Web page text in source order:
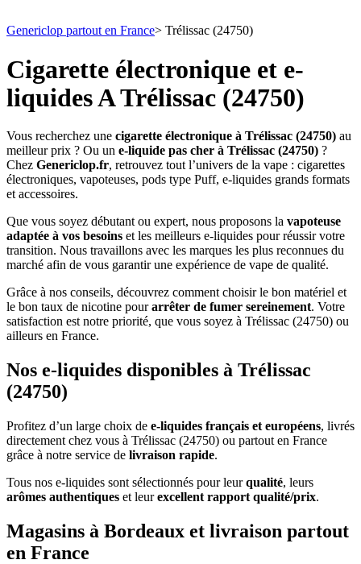
Genericlop partout en France> Trélissac (24750)
Cigarette électronique et e-
liquides A Trélissac (24750)
Vous recherchez une cigarette électronique à Trélissac (24750) au
meilleur prix ? Ou un e-liquide pas cher à Trélissac (24750) ?
Chez Genericlop.fr, retrouvez tout l’univers de la vape : cigarettes
électroniques, vapoteuses, pods type Puff, e-liquides grands formats
et accessoires.
Que vous soyez débutant ou expert, nous proposons la vapoteuse
adaptée à vos besoins et les meilleurs e-liquides pour réussir votre
transition. Nous travaillons avec les marques les plus reconnues du
marché afin de vous garantir une expérience de vape de qualité.
Grâce à nos conseils, découvrez comment choisir le bon matériel et
le bon taux de nicotine pourarrêter de fumer sereinement. Votre
satisfaction est notre priorité, que vous soyez à Trélissac (24750) ou
ailleurs en France.
Nos e-liquides disponibles à Trélissac
(24750)
Profitez d’un large choix de e-liquides français et européens, livrés
directement chez vous à Trélissac (24750) ou partout en France
grâce à notre service de livraison rapide.
Tous nos e-liquides sont sélectionnés pour leurqualité, leurs
arômes authentiques et leurexcellent rapport qualité/prix.
Magasins à Bordeaux et livraison partout
en France